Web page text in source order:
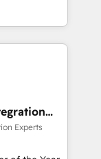
設計・実装。
、役割定義・
3️⃣ 全社
主導。「設
にした情報設
Hubで一体
leadership
Story to stop
setup
Experts